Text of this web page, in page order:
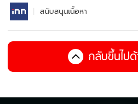
สนับสนุนเนื้อหา
กลับขึ้นไป